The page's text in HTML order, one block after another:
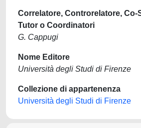
Correlatore, Controrelatore, Co-
Tutor o Coordinatori
G. Cappugi
Nome Editore
Università degli Studi di Firenze
Collezione di appartenenza
Università degli Studi di Firenze